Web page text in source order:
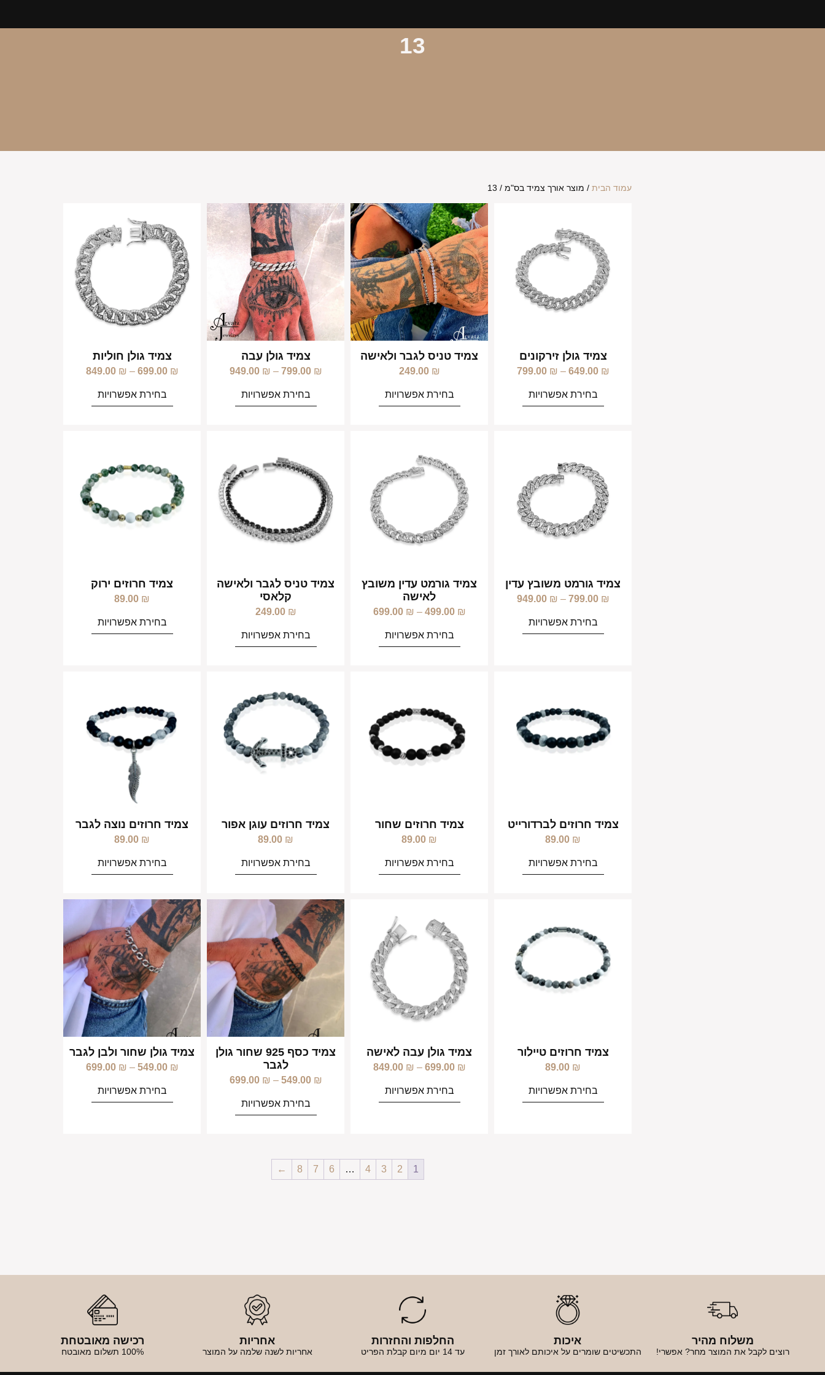
13
עמוד הבית/ מוצר אורך צמיד בס"מ / 13
צמיד גולן זירקונים
649.00 ₪
–
799.00 ₪
בחירת אפשרויות
צמיד טניס לגבר ולאישה
249.00 ₪
בחירת אפשרויות
צמיד גולן עבה
799.00 ₪
–
949.00 ₪
בחירת אפשרויות
צמיד גולן חוליות
699.00 ₪
–
849.00 ₪
בחירת אפשרויות
צמיד גורמט משובץ עדין
799.00 ₪
–
949.00 ₪
בחירת אפשרויות
צמיד גורמט עדין משובץ
לאישה
499.00 ₪
–
699.00 ₪
בחירת אפשרויות
צמיד טניס לגבר ולאישה
קלאסי
249.00 ₪
בחירת אפשרויות
צמיד חרוזים ירוק
89.00 ₪
בחירת אפשרויות
צמיד חרוזים לברדורייט
89.00 ₪
בחירת אפשרויות
צמיד חרוזים שחור
89.00 ₪
בחירת אפשרויות
צמיד חרוזים עוגן אפור
89.00 ₪
בחירת אפשרויות
צמיד חרוזים נוצה לגבר
89.00 ₪
בחירת אפשרויות
צמיד חרוזים טיילור
89.00 ₪
בחירת אפשרויות
צמיד גולן עבה לאישה
699.00 ₪
–
849.00 ₪
בחירת אפשרויות
צמיד כסף 925 שחור גולן
לגבר
549.00 ₪
–
699.00 ₪
בחירת אפשרויות
צמיד גולן שחור ולבן לגבר
549.00 ₪
–
699.00 ₪
בחירת אפשרויות
1
2
3
4
…
6
7
8
←
משלוח מהיר
רוצים לקבל את המוצר מחר? אפשרי!
איכות
התכשיטים שומרים על איכותם לאורך זמן
החלפות והחזרות
עד 14 יום מיום קבלת הפריט
אחריות
אחריות לשנה שלמה על המוצר
רכישה מאובטחת
100% תשלום מאובטח